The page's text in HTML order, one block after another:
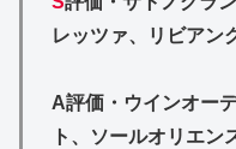
レッツァ、リビアン
A評価・ ウインオー
ト、ソールオリエ